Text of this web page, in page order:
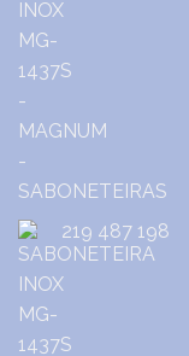
219 487 198